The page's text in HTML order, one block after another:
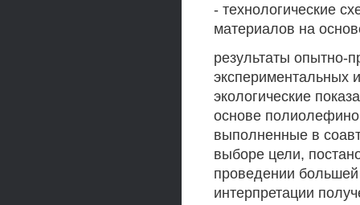
- технологические
материалов на
результаты
экспериментальных
экологические
основе
выполненные в
выборе цели,
проведении большей
интерпретации